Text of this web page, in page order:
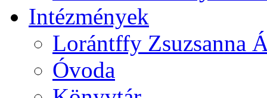
Intézmények
Lorántffy Zsuzsanna
Óvoda